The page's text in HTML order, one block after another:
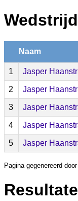
Naam
1 Jasper
2 Jasper
3 Jasper
4 Jasper
5 Jasper
Pagina gegenereerd door